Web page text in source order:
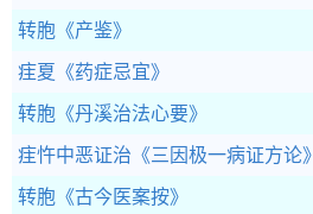
转胞 《产鉴》
疰夏 《药症忌宜》
转胞 《丹溪治法心要》
疰忤中恶证治 《三因极一病证方论》
转胞 《古今医案按》